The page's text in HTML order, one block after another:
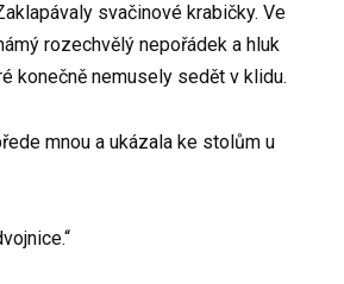
svačinové krabičky. Ve
rozechvělý nepořádek a hluk
konečně nemusely sedět v klidu.
mnou a ukázala ke stolům u